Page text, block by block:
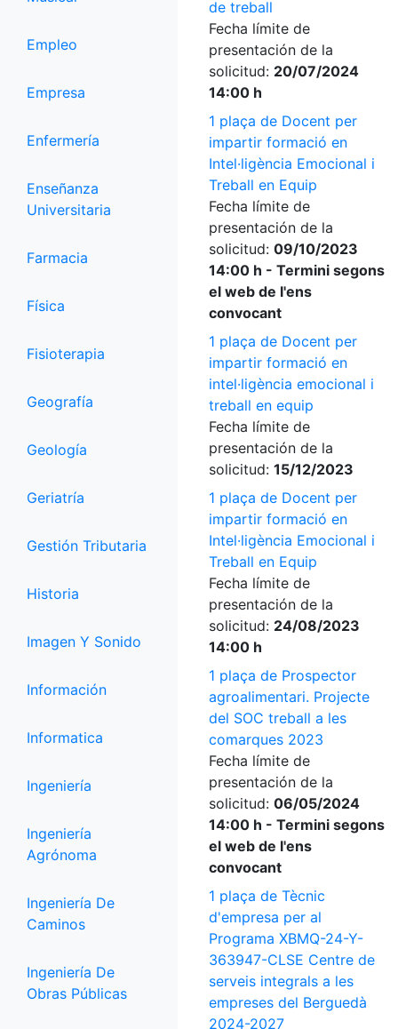
Empleo
Empresa
Enfermería
Enseñanza
Universitaria
Farmacia
Física
Fisioterapia
Geografía
Geología
Geriatría
Gestión Tributaria
Historia
Imagen Y Sonido
Información
Informatica
Ingeniería
Ingeniería
Agrónoma
Ingeniería De
Caminos
Ingeniería De
Obras Públicas
de treball
Fecha límite de
presentación de la
solicitud: 20/07/2024
14:00 h
1 plaça de Docent per
impartir formació en
Intel·ligència Emocional i
Treball en Equip
Fecha límite de
presentación de la
solicitud: 09/10/2023
14:00 h - Termini segons
el web de l'ens
convocant
1 plaça de Docent per
impartir formació en
intel·ligència emocional i
treball en equip
Fecha límite de
presentación de la
solicitud: 15/12/2023
1 plaça de Docent per
impartir formació en
Intel·ligència Emocional i
Treball en Equip
Fecha límite de
presentación de la
solicitud: 24/08/2023
14:00 h
1 plaça de Prospector
agroalimentari. Projecte
del SOC treball a les
comarques 2023
Fecha límite de
presentación de la
solicitud: 06/05/2024
14:00 h - Termini segons
el web de l'ens
convocant
1 plaça de Tècnic
d'empresa per al
Programa XBMQ-24-Y-
363947-CLSE Centre de
serveis integrals a les
empreses del Berguedà
2024-2027